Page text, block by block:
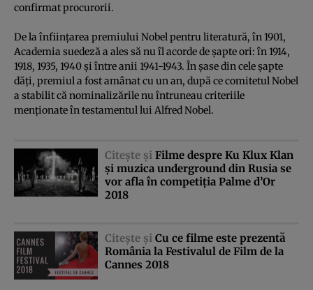
confirmat procurorii.
De la înfiinţarea premiului Nobel pentru literatură, în 1901,
Academia suedeză a ales să nu îl acorde de şapte ori: în 1914,
1918, 1935, 1940 şi între anii 1941-1943. În şase din cele şapte
dăţi, premiul a fost amânat cu un an, după ce comitetul Nobel
a stabilit că nominalizările nu întruneau criteriile
menţionate în testamentul lui Alfred Nobel.
Citeşte şi Filme despre Ku Klux Klan
şi muzica underground din Rusia se
vor afla în competiţia Palme d’Or
2018
Citeşte şi Cu ce filme este prezentă
România la Festivalul de Film de la
Cannes 2018